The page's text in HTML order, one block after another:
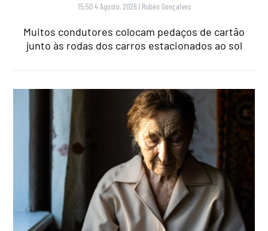
15:50 4 Agosto, 2026 | Rubén Gonçalves
Muitos condutores colocam pedaços de cartão
junto às rodas dos carros estacionados ao sol